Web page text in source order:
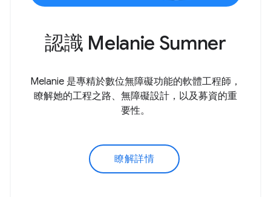
認識 Melanie Sumner
Melanie 是專精於數位無障礙功能的軟體工程師，
瞭解她的工程之路、無障礙設計，以及募資的重
要性。
瞭解詳情